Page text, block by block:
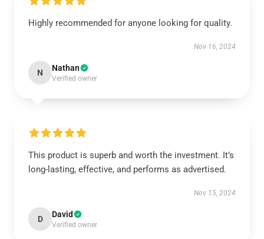
Highly recommended for anyone looking for quality.
Nov 16, 2024
N Nathan
Verified owner
This product is superb and worth the investment. It’s
long-lasting, effective, and performs as advertised.
Nov 15, 2024
D David
Verified owner